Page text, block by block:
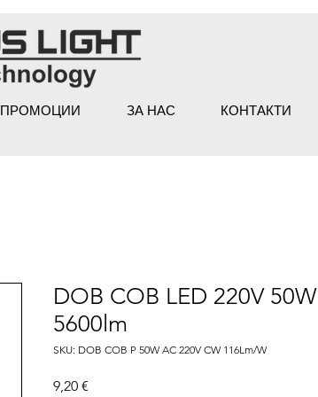
ПРОМОЦИИ ЗА НАС КОНТАКТИ
DOB COB LED 220V 50W
5600lm
SKU: DOB COB P 50W AC 220V CW 116Lm/W
9,20 €